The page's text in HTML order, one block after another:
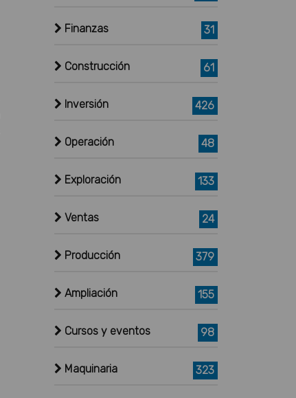
Finanzas 31
Construcción 61
Inversión 426
Operación 48
Exploración 133
Ventas 24
Producción 379
Ampliación 155
Cursos y eventos 98
Maquinaria 323